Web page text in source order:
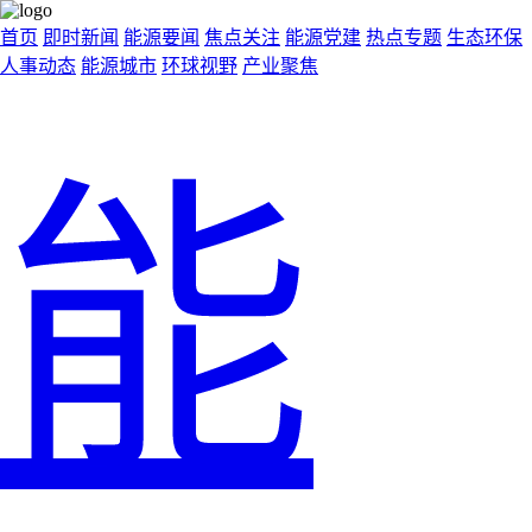
首页 即时新闻 能源要闻 焦点关注 能源党建 热点专题 生态环保
人事动态 能源城市 环球视野 产业聚焦
能